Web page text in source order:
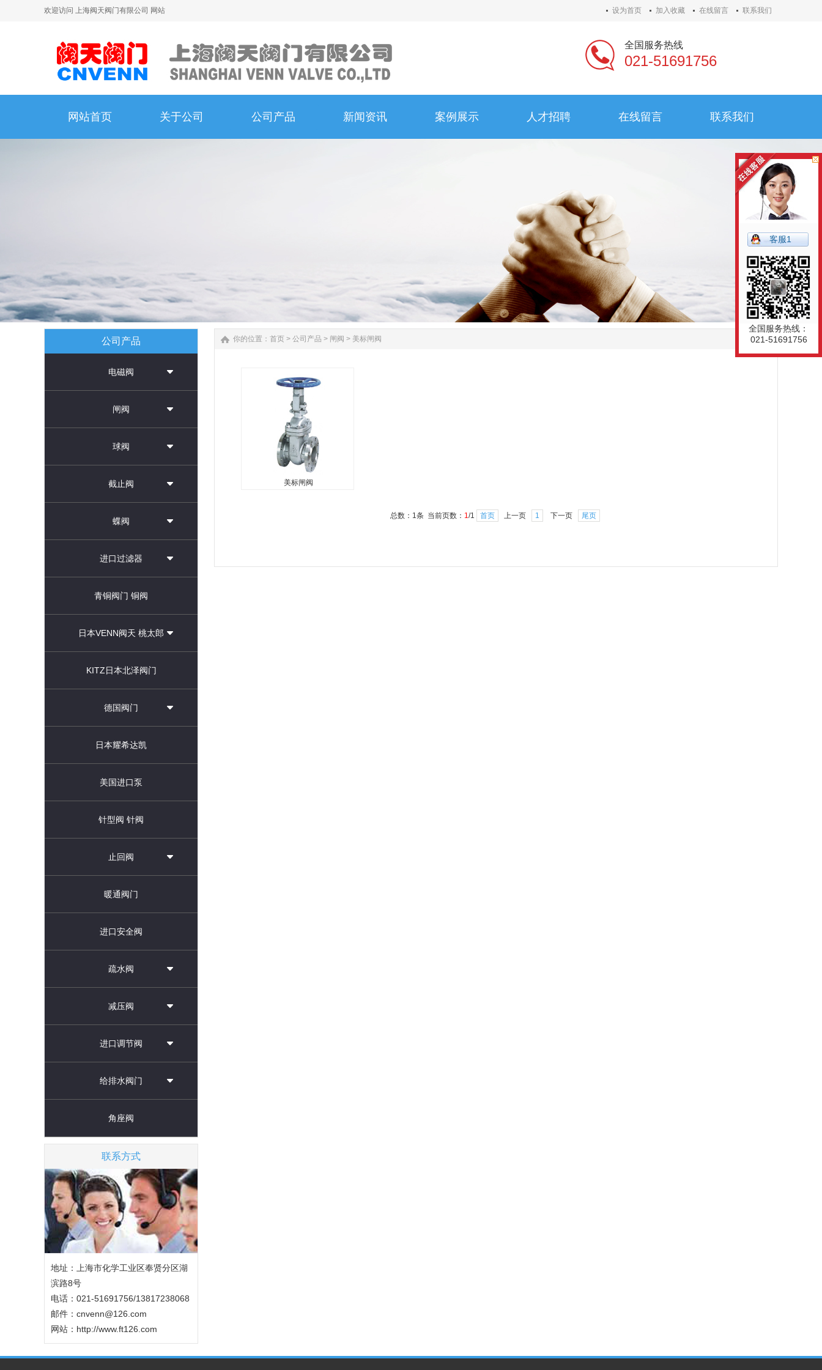
欢迎访问 上海阀天阀门有限公司 网站 设为首页 加入收藏 在线留言 联系我们
全国服务热线
021-51691756
网站首页 关于公司 公司产品 新闻资讯 案例展示 人才招聘 在线留言 联系我们
公司产品
电磁阀
闸阀
球阀
截止阀
蝶阀
进口过滤器
青铜阀门 铜阀
日本VENN阀天 桃太郎
KITZ日本北泽阀门
德国阀门
日本耀希达凯
美国进口泵
针型阀 针阀
止回阀
暖通阀门
进口安全阀
疏水阀
减压阀
进口调节阀
给排水阀门
角座阀
联系方式
地址：上海市化学工业区奉贤分区湖
滨路8号
电话：021-51691756/13817238068
邮件：cnvenn@126.com
网站： http://www.ft126.com
你的位置： 首页 > 公司产品 > 闸阀 > 美标闸阀
美标闸阀
总数：1条 当前页数： 1/1 首页 上一页 1 下一页 尾页
客服1
全国服务热线：
021-51691756